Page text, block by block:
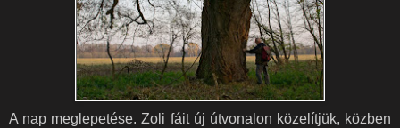
A nap meglepetése. Zoli fáit új útvonalon közelítjük, közben